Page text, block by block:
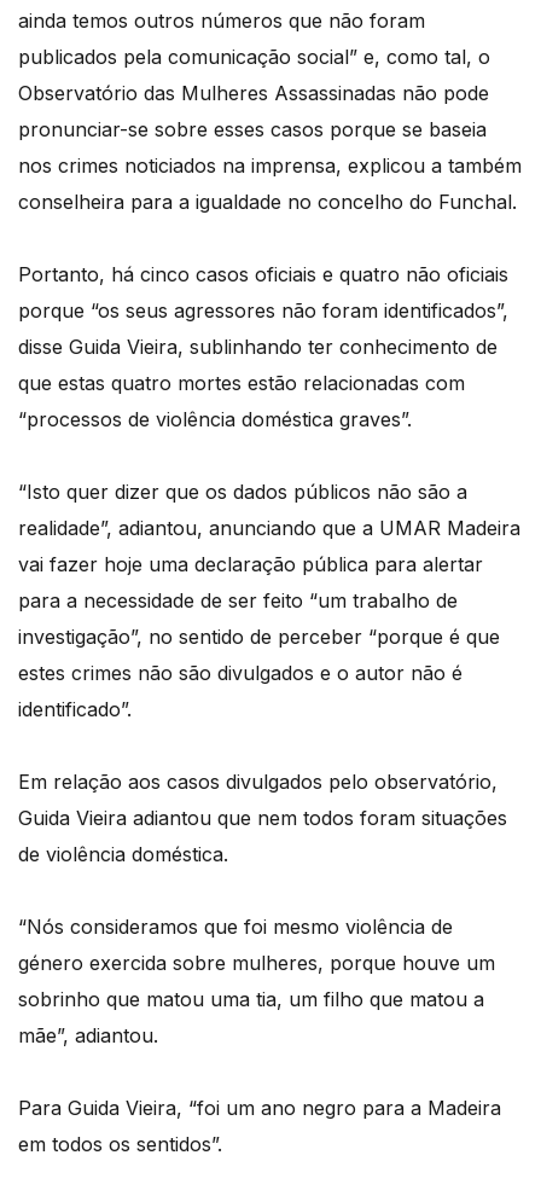
ainda temos outros números que não foram
publicados pela comunicação social” e, como tal, o
Observatório das Mulheres Assassinadas não pode
pronunciar-se sobre esses casos porque se baseia
nos crimes noticiados na imprensa, explicou a também
conselheira para a igualdade no concelho do Funchal.
Portanto, há cinco casos oficiais e quatro não oficiais
porque “os seus agressores não foram identificados”,
disse Guida Vieira, sublinhando ter conhecimento de
que estas quatro mortes estão relacionadas com
“processos de violência doméstica graves”.
“Isto quer dizer que os dados públicos não são a
realidade”, adiantou, anunciando que a UMAR Madeira
vai fazer hoje uma declaração pública para alertar
para a necessidade de ser feito “um trabalho de
investigação”, no sentido de perceber “porque é que
estes crimes não são divulgados e o autor não é
identificado”.
Em relação aos casos divulgados pelo observatório,
Guida Vieira adiantou que nem todos foram situações
de violência doméstica.
“Nós consideramos que foi mesmo violência de
género exercida sobre mulheres, porque houve um
sobrinho que matou uma tia, um filho que matou a
mãe”, adiantou.
Para Guida Vieira, “foi um ano negro para a Madeira
em todos os sentidos”.